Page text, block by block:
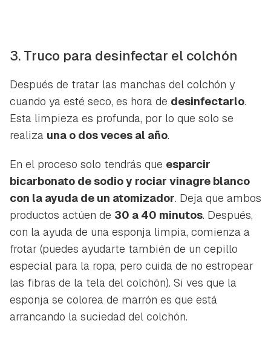
3. Truco para desinfectar el colchón
Después de tratar las manchas del colchón y
cuando ya esté seco, es hora de desinfectarlo.
Esta limpieza es profunda, por lo que solo se
realiza una o dos veces al año.
En el proceso solo tendrás que esparcir
bicarbonato de sodio y rociar vinagre blanco
con la ayuda de un atomizador. Deja que ambos
productos actúen de 30 a 40 minutos. Después,
con la ayuda de una esponja limpia, comienza a
frotar (puedes ayudarte también de un cepillo
especial para la ropa, pero cuida de no estropear
las fibras de la tela del colchón). Si ves que la
esponja se colorea de marrón es que está
arrancando la suciedad del colchón.